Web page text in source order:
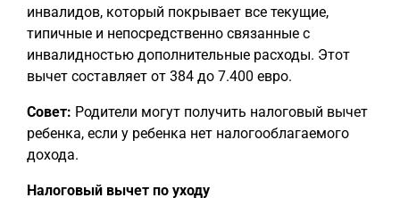
инвалидов, который покрывает все текущие,
типичные и непосредственно связанные с
инвалидностью дополнительные расходы. Этот
вычет составляет от 384 до 7.400 евро.
Совет: Родители могут получить налоговый вычет
ребенка, если у ребенка нет налогооблагаемого
дохода.
Налоговый вычет по уходу